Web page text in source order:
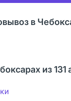
в
из 131